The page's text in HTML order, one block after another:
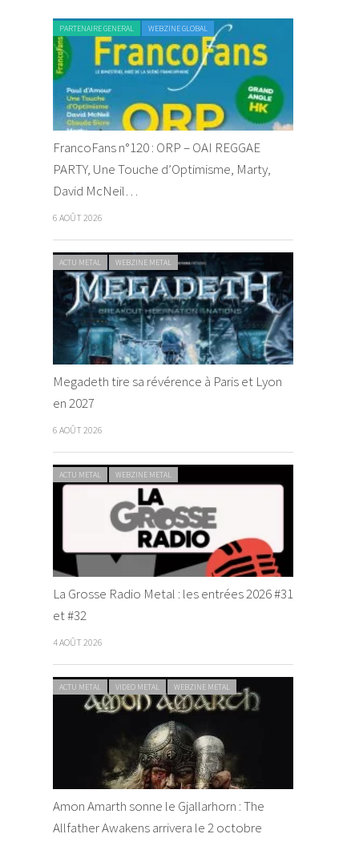
PARTENAIRE GENERAL WEBZINE GLOBAL
FrancoFans n°120 : ORP – OAI REGGAE
PARTY, Une Touche d’Optimisme, Marty,
David McNeil…
6 AOÛT 2026
ACTU METAL WEBZINE METAL
Megadeth tire sa révérence à Paris et Lyon
en 2027
6 AOÛT 2026
ACTU METAL WEBZINE METAL
La Grosse Radio Metal : les entrées 2026 #31
et #32
4 AOÛT 2026
ACTU METAL VIDEO METAL WEBZINE METAL
Amon Amarth sonne le Gjallarhorn : The
Allfather Awakens arrivera le 2 octobre